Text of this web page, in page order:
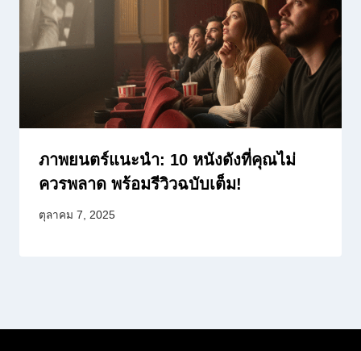
ภาพยนตร์แนะนำ: 10 หนังดังที่คุณไม่
ควรพลาด พร้อมรีวิวฉบับเต็ม!
ตุลาคม 7, 2025